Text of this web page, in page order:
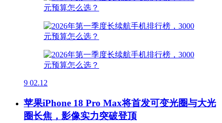
9 02.12
苹果iPhone 18 Pro Max将首发可变光圈与大光
圈长焦，影像实力突破登顶